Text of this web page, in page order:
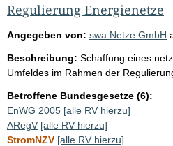
Regulierung Energienetze
Angegeben von: swa Netze GmbH
Beschreibung: Schaffung eines
Umfeldes im Rahmen der
Betroffene Bundesgesetze (6):
EnWG 2005 [alle RV hierzu]
ARegV [alle RV hierzu]
StromNZV [alle RV hierzu]